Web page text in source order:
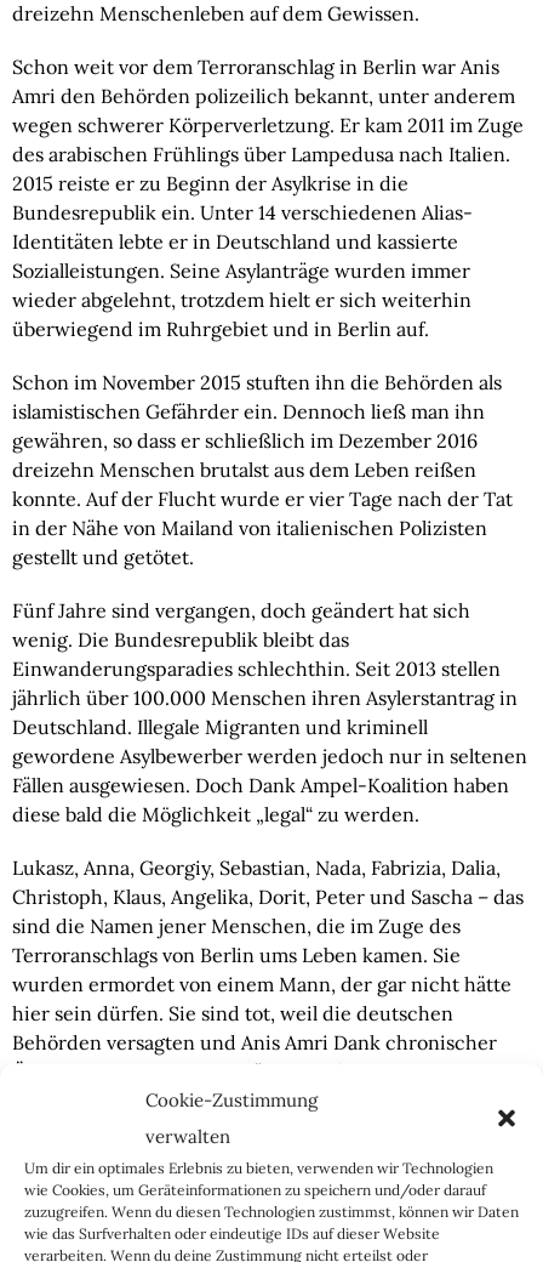
Cookie-Zustimmung
verwalten
Um dir ein optimales Erlebnis zu bieten, verwenden wir Technologien
wie Cookies, um Geräteinformationen zu speichern und/oder darauf
zuzugreifen. Wenn du diesen Technologien zustimmst, können wir Daten
wie das Surfverhalten oder eindeutige IDs auf dieser Website
verarbeiten. Wenn du deine Zustimmung nicht erteilst oder
dreizehn Menschenleben auf dem Gewissen.
Schon weit vor dem Terroranschlag in Berlin war Anis
Amri den Behörden polizeilich bekannt, unter anderem
wegen schwerer Körperverletzung. Er kam 2011 im Zuge
des arabischen Frühlings über Lampedusa nach Italien.
2015 reiste er zu Beginn der Asylkrise in die
Bundesrepublik ein. Unter 14 verschiedenen Alias-
Identitäten lebte er in Deutschland und kassierte
Sozialleistungen. Seine Asylanträge wurden immer
wieder abgelehnt, trotzdem hielt er sich weiterhin
überwiegend im Ruhrgebiet und in Berlin auf.
Schon im November 2015 stuften ihn die Behörden als
islamistischen Gefährder ein. Dennoch ließ man ihn
gewähren, so dass er schließlich im Dezember 2016
dreizehn Menschen brutalst aus dem Leben reißen
konnte. Auf der Flucht wurde er vier Tage nach der Tat
in der Nähe von Mailand von italienischen Polizisten
gestellt und getötet.
Fünf Jahre sind vergangen, doch geändert hat sich
wenig. Die Bundesrepublik bleibt das
Einwanderungsparadies schlechthin. Seit 2013 stellen
jährlich über 100.000 Menschen ihren Asylerstantrag in
Deutschland. Illegale Migranten und kriminell
gewordene Asylbewerber werden jedoch nur in seltenen
Fällen ausgewiesen. Doch Dank Ampel-Koalition haben
diese bald die Möglichkeit „legal“ zu werden.
Lukasz, Anna, Georgiy, Sebastian, Nada, Fabrizia, Dalia,
Christoph, Klaus, Angelika, Dorit, Peter und Sascha – das
sind die Namen jener Menschen, die im Zuge des
Terroranschlags von Berlin ums Leben kamen. Sie
wurden ermordet von einem Mann, der gar nicht hätte
hier sein dürfen. Sie sind tot, weil die deutschen
Behörden versagten und Anis Amri Dank chronischer
Überbürokratisierung gewähren ließen.
Während ganz Polen damals, um den ermordeten LKW-
wie vor nur sehr wenig an die Toten vom
Breitscheidplatz. Doch auch sie sind Opfer der Politik
der offenen Grenzen und dürfen nicht in Vergessenheit